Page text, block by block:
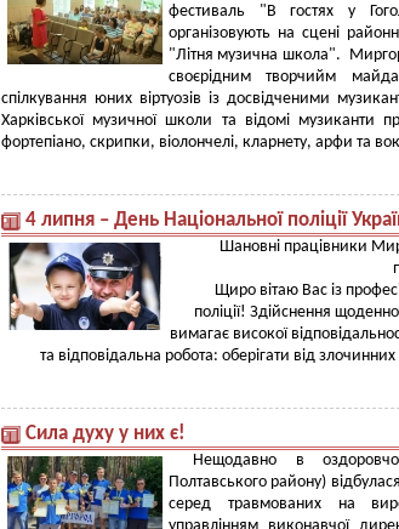
фестиваль "В гостях у
організовують на сцені
"Літня музична школа".
своєрідним творчийм
спілкування юних віртуозів із досвідченими
Харківської музичної школи та відомі музиканти
фортепіано, скрипки, віолончелі, кларнету, арфи та
4 липня – День Національної поліції
Шановні працівники
Щиро вітаю Вас із
поліції! Здійснення
вимагає високої
та відповідальна робота: оберігати від
Сила духу у них є!
Нещодавно в
Полтавського району)
серед травмованих на